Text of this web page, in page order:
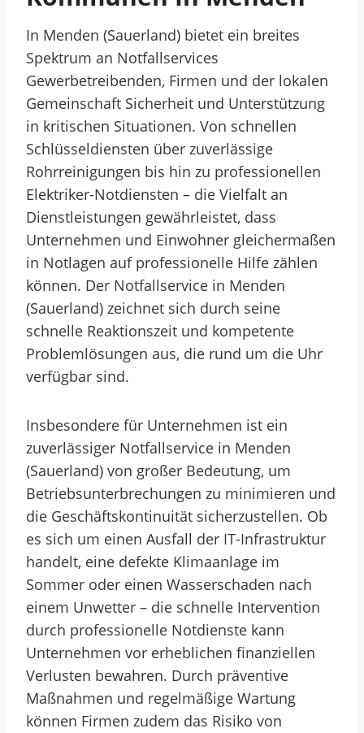
In Menden (Sauerland) bietet ein breites
Spektrum an Notfallservices
Gewerbetreibenden, Firmen und der lokalen
Gemeinschaft Sicherheit und Unterstützung
in kritischen Situationen. Von schnellen
Schlüsseldiensten über zuverlässige
Rohrreinigungen bis hin zu professionellen
Elektriker-Notdiensten – die Vielfalt an
Dienstleistungen gewährleistet, dass
Unternehmen und Einwohner gleichermaßen
in Notlagen auf professionelle Hilfe zählen
können. Der Notfallservice in Menden
(Sauerland) zeichnet sich durch seine
schnelle Reaktionszeit und kompetente
Problemlösungen aus, die rund um die Uhr
verfügbar sind.
Insbesondere für Unternehmen ist ein
zuverlässiger Notfallservice in Menden
(Sauerland) von großer Bedeutung, um
Betriebsunterbrechungen zu minimieren und
die Geschäftskontinuität sicherzustellen. Ob
es sich um einen Ausfall der IT-Infrastruktur
handelt, eine defekte Klimaanlage im
Sommer oder einen Wasserschaden nach
einem Unwetter – die schnelle Intervention
durch professionelle Notdienste kann
Unternehmen vor erheblichen finanziellen
Verlusten bewahren. Durch präventive
Maßnahmen und regelmäßige Wartung
können Firmen zudem das Risiko von